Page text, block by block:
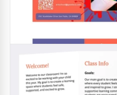
Brochure universitaria
Google Slides